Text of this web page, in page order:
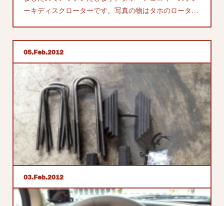
ーキディスクローターです。写真の物はタホのロータ…
05 Feb 2012
03 Feb 2012